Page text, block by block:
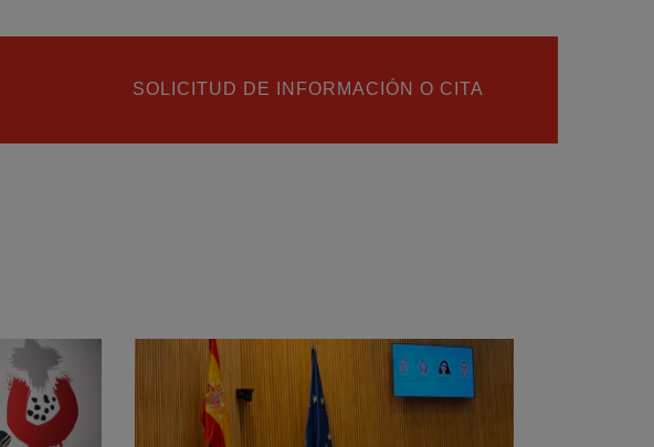
SOLICITUD DE INFORMACIÓN O CITA